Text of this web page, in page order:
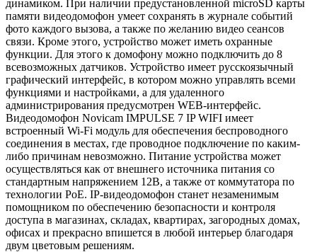
динамиком. При наличии предустановленной microSD карты
памяти видеодомофон умеет сохранять в журнале событий
фото каждого вызова, а также по желанию видео сеансов
связи. Кроме этого, устройство может иметь охранные
функции. Для этого к домофону можно подключить до 8
всевозможных датчиков. Устройство имеет русскоязычный
графический интерфейс, в котором можно управлять всеми
функциями и настройками, а для удаленного
администрирования предусмотрен WEB-интерфейс.
Видеодомофон Novicam IMPULSE 7 IP WIFI имеет
встроенный Wi-Fi модуль для обеспечения беспроводного
соединения в местах, где проводное подключение по каким-
либо причинам невозможно. Питание устройства может
осуществляться как от внешнего источника питания со
стандартным напряжением 12В, а также от коммутатора по
технологии PoE. IP-видеодомофон станет незаменимым
помощником по обеспечению безопасности и контроля
доступа в магазинах, складах, квартирах, загородных домах,
офисах и прекрасно впишется в любой интерьер благодаря
двум цветовым решениям.